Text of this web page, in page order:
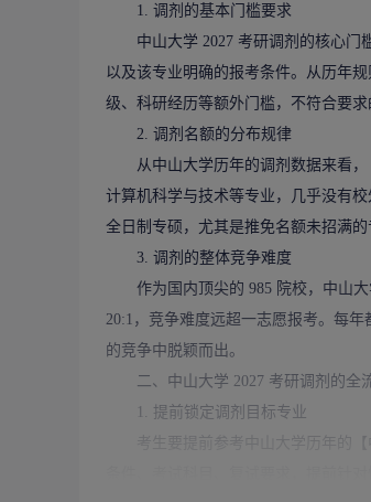
1. 调剂的基本门槛要求
中山大学 2027 考研调剂的核心门
以及该专业明确的报考条件。从历年
级、科研经历等额外门槛，不符合要
2. 调剂名额的分布规律
从中山大学历年的调剂数据来看，
计算机科学与技术等专业，几乎没有
全日制专硕，尤其是推免名额未招满
3. 调剂的整体竞争难度
作为国内顶尖的 985 院校，中山大
20:1，竞争难度远超一志愿报考。每
的竞争中脱颖而出。
二、中山大学 2027 考研调剂的全
1. 提前锁定调剂目标专业
考生要提前参考中山大学历年的【